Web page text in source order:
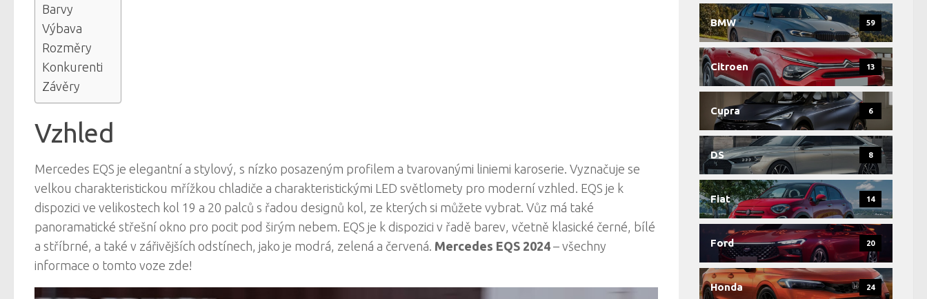
Barvy
Výbava
Rozměry
Konkurenti
Závěry
Vzhled
Mercedes EQS je elegantní a stylový, s nízko posazeným profilem a tvarovanými liniemi karoserie. Vyznačuje se
velkou charakteristickou mřížkou chladiče a charakteristickými LED světlomety pro moderní vzhled. EQS je k
dispozici ve velikostech kol 19 a 20 palců s řadou designů kol, ze kterých si můžete vybrat. Vůz má také
panoramatické střešní okno pro pocit pod širým nebem. EQS je k dispozici v řadě barev, včetně klasické černé, bílé
a stříbrné, a také v zářivějších odstínech, jako je modrá, zelená a červená. Mercedes EQS 2024 – všechny
informace o tomto voze zde!
BMW 59
Citroen 13
Cupra 6
DS 8
Fiat 14
Ford 20
Honda 24